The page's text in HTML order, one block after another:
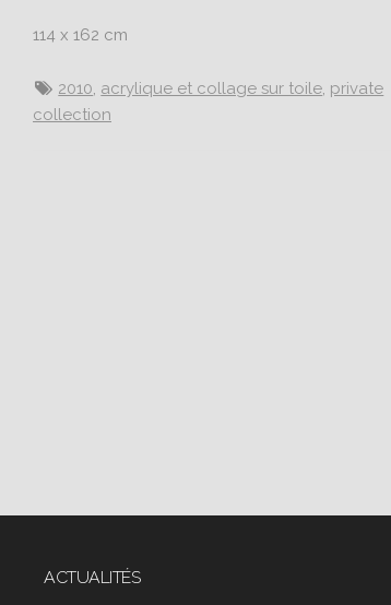
114 x 162 cm
2010, acrylique et collage sur toile, private
collection
ACTUALITÉS